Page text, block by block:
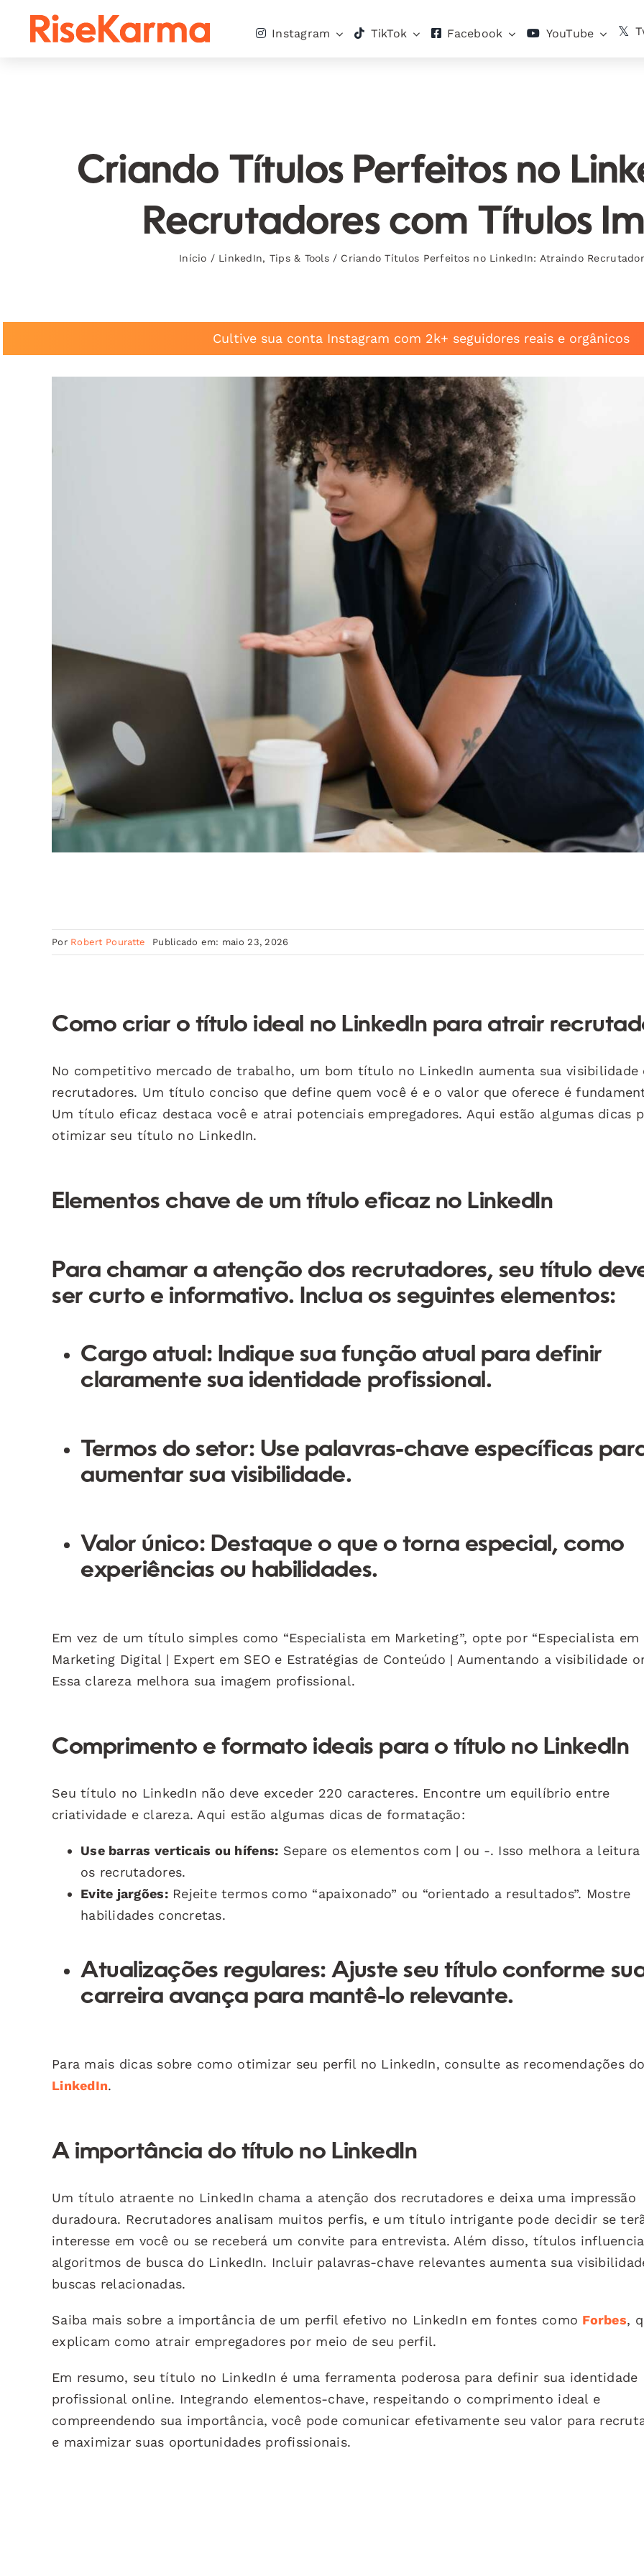
Instagram TikTok Facebook YouTube
Criando Títulos Perfeitos no
Recrutadores com Títulos
Início / LinkedIn, Tips & Tools / Criando Títulos Perfeitos no LinkedIn: Atraindo
Cultive sua conta Instagram com 2k+ seguidores reais e orgânicos
Por Robert Pouratte Publicado em: maio 23, 2026
Como criar o título ideal no LinkedIn para atrair
No competitivo mercado de trabalho, um bom título no LinkedIn aumenta sua visibilidade
recrutadores. Um título conciso que define quem você é e o valor que oferece é
Um título eficaz destaca você e atrai potenciais empregadores. Aqui estão algumas dicas
otimizar seu título no LinkedIn.
Elementos chave de um título eficaz no LinkedIn
Para chamar a atenção dos recrutadores, seu título
ser curto e informativo. Inclua os seguintes elementos:
Cargo atual: Indique sua função atual para definir
claramente sua identidade profissional.
Termos do setor: Use palavras-chave específicas
aumentar sua visibilidade.
Valor único: Destaque o que o torna especial, como
experiências ou habilidades.
Em vez de um título simples como “Especialista em Marketing”, opte por “Especialista em
Marketing Digital | Expert em SEO e Estratégias de Conteúdo | Aumentando a visibilidade
Essa clareza melhora sua imagem profissional.
Comprimento e formato ideais para o título no LinkedIn
Seu título no LinkedIn não deve exceder 220 caracteres. Encontre um equilíbrio entre
criatividade e clareza. Aqui estão algumas dicas de formatação:
Use barras verticais ou hífens: Separe os elementos com | ou -. Isso melhora a leitura
os recrutadores.
Evite jargões:Rejeite termos como “apaixonado” ou “orientado a resultados”. Mostre
habilidades concretas.
Atualizações regulares: Ajuste seu título conforme
carreira avança para mantê-lo relevante.
Para mais dicas sobre como otimizar seu perfil no LinkedIn, consulte as recomendações
LinkedIn.
A importância do título no LinkedIn
Um título atraente no LinkedIn chama a atenção dos recrutadores e deixa uma impressão
duradoura. Recrutadores analisam muitos perfis, e um título intrigante pode decidir se
interesse em você ou se receberá um convite para entrevista. Além disso, títulos
algoritmos de busca do LinkedIn. Incluir palavras-chave relevantes aumenta sua
buscas relacionadas.
Saiba mais sobre a importância de um perfil efetivo no LinkedIn em fontes como Forbes,
explicam como atrair empregadores por meio de seu perfil.
Em resumo, seu título no LinkedIn é uma ferramenta poderosa para definir sua identidade
profissional online. Integrando elementos-chave, respeitando o comprimento ideal e
compreendendo sua importância, você pode comunicar efetivamente seu valor para
e maximizar suas oportunidades profissionais.